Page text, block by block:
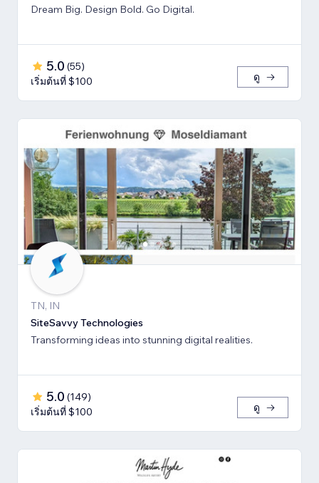
Dream Big. Design Bold. Go Digital.
5.0 (55)
เริ่มต้นที่ $100
ดู
TN, IN
SiteSavvy Technologies
Transforming ideas into stunning digital realities.
5.0 (149)
เริ่มต้นที่ $100
ดู